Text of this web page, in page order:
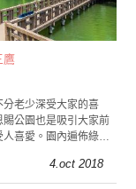
鷹
老少深受大家的喜
公園也是吸引大家前
喜愛。園內遍佈綠色
4.oct 2018